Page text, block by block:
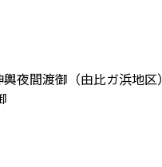
夜間渡御（由比ガ浜地区）